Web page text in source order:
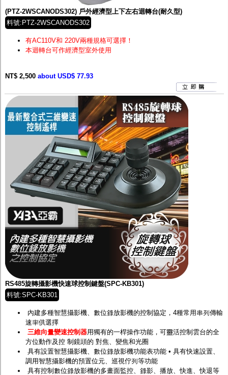
(PTZ-2WSCANODS302) 戶外經濟型上下左右迴轉台(耐久型)
料號:PTZ-2WSCANODS302
有AC110V和 220V兩種規格可選擇！
本迴轉台可作經濟型室外使用
NT$ 2,500 about USD$ 77.93
RS485旋轉攝影機快速球控制鍵盤(SPC-KB301)
料號:SPC-KB301
內建多種智慧攝影機、數位錄放影機的控制協定，4種常用串列傳輸
速率供選擇
三維向量變速控制器用獨有的一桿操作功能，可靈活控制雲台的全
方位動作及控 制鏡頭的 對焦、變焦和光圈
具有設置智慧攝影機、數位錄放影機功能表功能 • 具有快速設置、
調用智慧攝影機的預置位元、巡視佇列等功能
具有控制數位錄放影機的多畫面監控、錄影、播放、快進、快退等